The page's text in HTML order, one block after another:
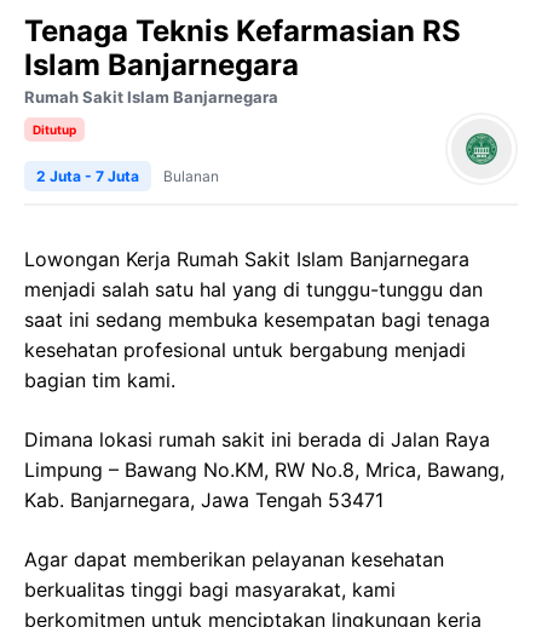
Tenaga Teknis Kefarmasian RS
Islam Banjarnegara
Rumah Sakit Islam Banjarnegara
Ditutup
2 Juta - 7 Juta Bulanan
Lowongan Kerja Rumah Sakit Islam Banjarnegara
menjadi salah satu hal yang di tunggu-tunggu dan
saat ini sedang membuka kesempatan bagi tenaga
kesehatan profesional untuk bergabung menjadi
bagian tim kami.
Dimana lokasi rumah sakit ini berada di Jalan Raya
Limpung – Bawang No.KM, RW No.8, Mrica, Bawang,
Kab. Banjarnegara, Jawa Tengah 53471
Agar dapat memberikan pelayanan kesehatan
berkualitas tinggi bagi masyarakat, kami
berkomitmen untuk menciptakan lingkungan kerja